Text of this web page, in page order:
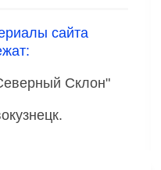
сайта
Склон"